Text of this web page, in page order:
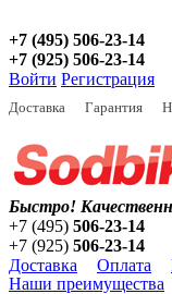
+7 (495) 506-23-14
+7 (925) 506-23-14
Войти Регистрация
Доставка Гарантия
Быстро!
+7 (495) 506-23-14
+7 (925) 506-23-14
Доставка
Оплата
Наши преимущества